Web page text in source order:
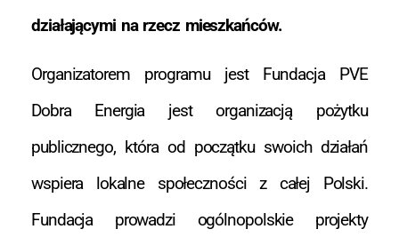
działającymi na rzecz mieszkańców.
Organizatorem programu jest Fundacja PVE
Dobra Energia jest organizacją pożytku
publicznego, która od początku swoich działań
wspiera lokalne społeczności z całej Polski.
Fundacja prowadzi ogólnopolskie projekty